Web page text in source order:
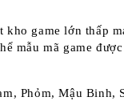
game lớn thấp
mẫu mã game
Phỏm, Mậu Binh,